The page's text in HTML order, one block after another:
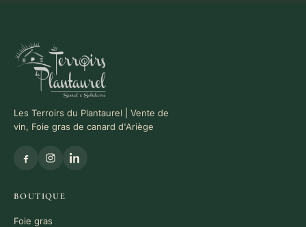
Les Terroirs du Plantaurel | Vente de
vin, Foie gras de canard d'Ariège
BOUTIQUE
Foie gras